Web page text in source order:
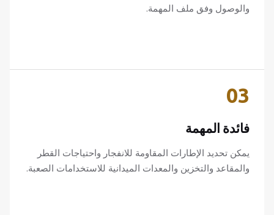
والوصول وفق ملف المهمة.
03
فائدة المهمة
يمكن تحديد الإطارات المقاومة للانفجار واحتياجات القطر
والمقاعد والتخزين والمعدات الميدانية للاستخدامات الصعبة.